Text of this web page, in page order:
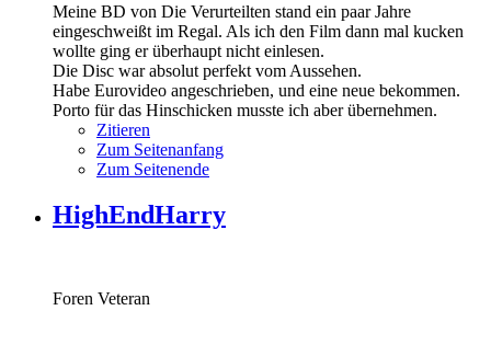
Meine BD von Die Verurteilten stand ein paar Jahre
eingeschweißt im Regal. Als ich den Film dann mal kucken
wollte ging er überhaupt nicht einlesen.
Die Disc war absolut perfekt vom Aussehen.
Habe Eurovideo angeschrieben, und eine neue bekommen.
Porto für das Hinschicken musste ich aber übernehmen.
Zitieren
Zum Seitenanfang
Zum Seitenende
HighEndHarry
Foren Veteran